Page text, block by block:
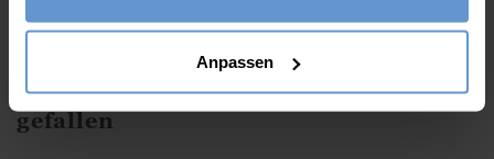
Anpassen
Diese Artikel könnten Ihnen auch
gefallen